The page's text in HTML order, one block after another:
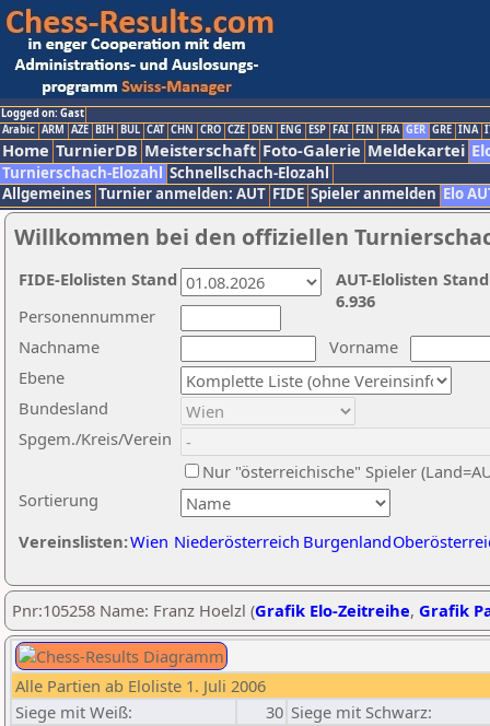
Logged on: Gast
Arabic ARM AZE BIH BUL CAT CHN CRO CZE DEN ENG ESP FAI FIN FRA GER GRE INA
Home TurnierDB Meisterschaft Foto-Galerie Meldekartei
Turnierschach-Elozahl Schnellschach-Elozahl
Allgemeines Turnier anmelden: AUT FIDE Spieler anmelden Elo
Willkommen bei den offiziellen
Nachname
Vorname
Ebene
Sortierung
Personennummer
Bundesland
Spgem./Kreis/Verein
Nur "österreichische" Spieler
Vereinslisten:Wien Niederösterreich Burgenland
AUT-Elolisten
6.936
FIDE-Elolisten Stand
Pnr:105258 Name: Franz Hoelzl (Grafik Elo-Zeitreihe, Grafik
Alle Partien ab Eloliste 1. Juli 2006
Siege mit Weiß:
30 Siege mit Schwarz: